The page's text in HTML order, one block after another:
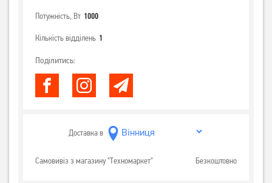
Потужність, Вт 1000
Кількість відділень 1
Поділитись:
Доставка в
Самовивіз з магазину "Техномаркет" Безкоштовно